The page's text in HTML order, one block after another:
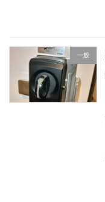
一般